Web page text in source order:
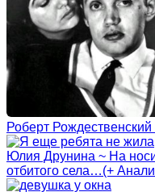
Роберт
Юлия Друнина ~ На
отбитого села…(+